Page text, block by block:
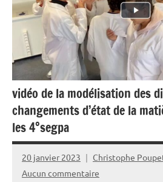
vidéo de la modélisation des
changements d’état de la
les 4°segpa
20 janvier 2023
Christophe
Aucun commentaire